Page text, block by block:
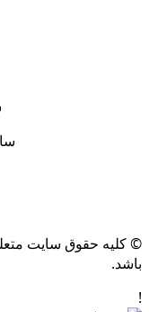
ساعت
© کلیه حقوق سایت
باشد.
!